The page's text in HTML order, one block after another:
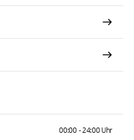
00:00 - 24:00 Uhr